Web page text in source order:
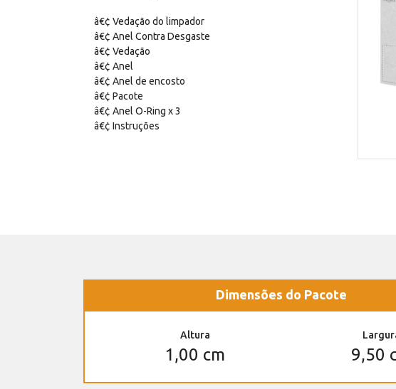
â€¢ Vedação do limpador
â€¢ Anel Contra Desgaste
â€¢ Vedação
â€¢ Anel
â€¢ Anel de encosto
â€¢ Pacote
â€¢ Anel O-Ring x 3
â€¢ Instruções
Dimensões do Pacote
Altura
1,00 cm 9,50